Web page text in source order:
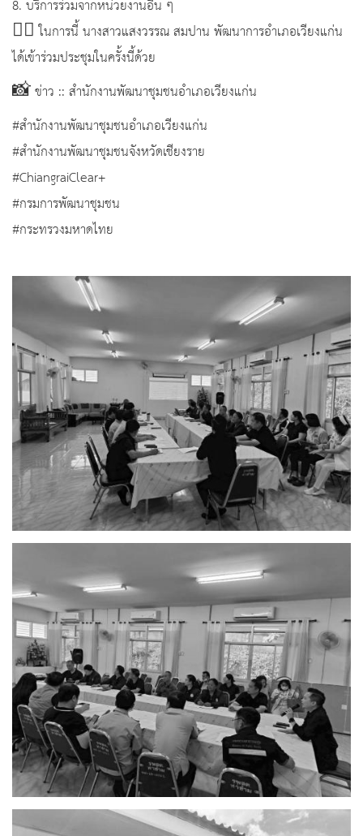
8. บริการร่วมจากหน่วยงานอื่น ๆ
🤵‍♀️ ในการนี้ นางสาวแสงวรรณ สมปาน พัฒนาการอำเภอเวียงแก่น
ได้เข้าร่วมประชุมในครั้งนี้ด้วย
📸 ข่าว :: สำนักงานพัฒนาชุมชนอำเภอเวียงแก่น
#สำนักงานพัฒนาชุมชนอำเภอเวียงแก่น
#สำนักงานพัฒนาชุมชนจังหวัดเชียงราย
#ChiangraiClear+
#กรมการพัฒนาชุมชน
#กระทรวงมหาดไทย